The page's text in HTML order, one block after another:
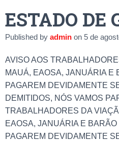
ESTADO DE
Published by admin on 5 de
AVISO AOS
MAUÁ, EAOSA, JANUÁRIA E
PAGAREM DEVIDAMENTE
DEMITIDOS, NÓS VAMOS
TRABALHADORES DA
EAOSA, JANUÁRIA E
PAGAREM DEVIDAMENTE